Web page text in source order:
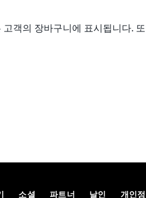
객의 장바구니에 표시됩니다.
소셜 파트너 날인 개인